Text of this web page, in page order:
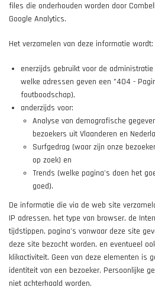
files die onderhouden worden door
Google Analytics.
Het verzamelen van deze informatie wordt:
enerzijds gebruikt voor de
welke adressen geven een "404 -
foutboodschap),
anderzijds voor:
Analyse van demografische
bezoekers uit Vlaanderen en
Surfgedrag (waar zijn onze
op zoek) en
Trends (welke pagina's doen het
goed).
De informatie die via de web site
IP adressen, het type van browser, de
tijdstippen, pagina's vanwaar deze site
deze site bezocht worden, en eventueel
klikactiviteit. Geen van deze elementen is
identiteit van een bezoeker. Persoonlijke
niet achterhaald worden.